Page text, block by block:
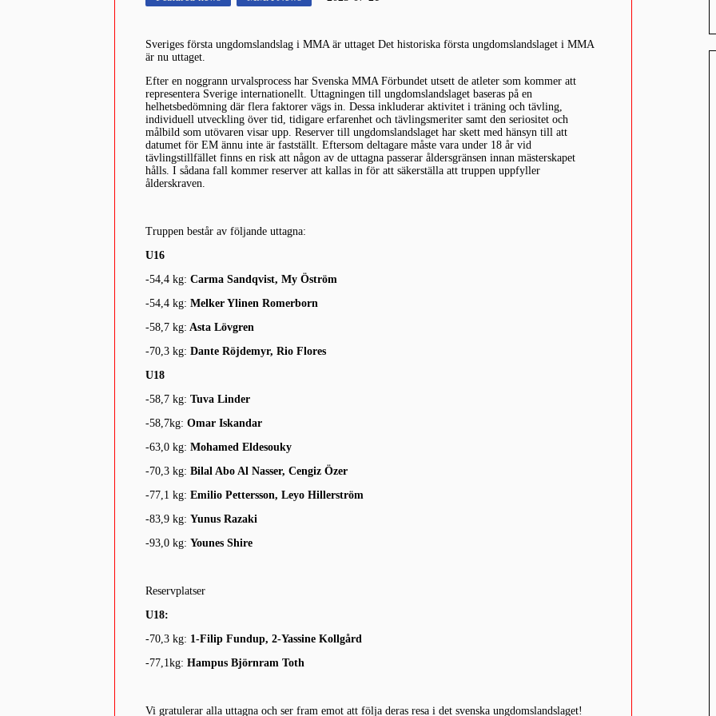
Sveriges första ungdomslandslag i MMA är uttaget Det historiska första ungdomslandslaget i MMA
är nu uttaget.
Efter en noggrann urvalsprocess har Svenska MMA Förbundet utsett de atleter som kommer att
representera Sverige internationellt. Uttagningen till ungdomslandslaget baseras på en
helhetsbedömning där flera faktorer vägs in. Dessa inkluderar aktivitet i träning och tävling,
individuell utveckling över tid, tidigare erfarenhet och tävlingsmeriter samt den seriositet och
målbild som utövaren visar upp. Reserver till ungdomslandslaget har skett med hänsyn till att
datumet för EM ännu inte är fastställt. Eftersom deltagare måste vara under 18 år vid
tävlingstillfället finns en risk att någon av de uttagna passerar åldersgränsen innan mästerskapet
hålls. I sådana fall kommer reserver att kallas in för att säkerställa att truppen uppfyller
ålderskraven.
Truppen består av följande uttagna:
U16
-54,4 kg: Carma Sandqvist, My Öström
-54,4 kg: Melker Ylinen Romerborn
-58,7 kg: Asta Lövgren
-70,3 kg: Dante Röjdemyr, Rio Flores
U18
-58,7 kg: Tuva Linder
-58,7kg: Omar Iskandar
-63,0 kg: Mohamed Eldesouky
-70,3 kg: Bilal Abo Al Nasser, Cengiz Özer
-77,1 kg: Emilio Pettersson, Leyo Hillerström
-83,9 kg: Yunus Razaki
-93,0 kg: Younes Shire
Reservplatser
U18:
-70,3 kg: 1-Filip Fundup, 2-Yassine Kollgård
-77,1kg: Hampus Björnram Toth
Vi gratulerar alla uttagna och ser fram emot att följa deras resa i det svenska ungdomslandslaget!